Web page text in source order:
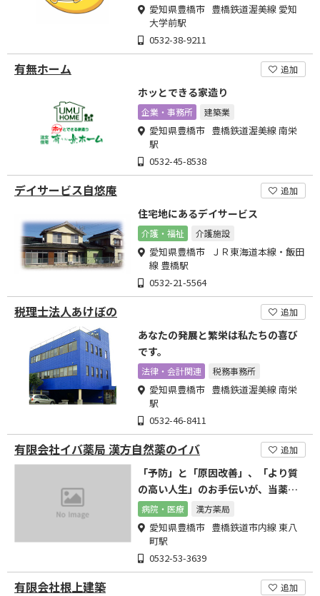
愛知県豊橋市 豊橋鉄道渥美線 愛知
大学前駅
0532-38-9211
有無ホーム 追加
ホッとできる家造り
企業・事務所 建築業
愛知県豊橋市 豊橋鉄道渥美線 南栄
駅
0532-45-8538
デイサービス自悠庵 追加
住宅地にあるデイサービス
介護・福祉 介護施設
愛知県豊橋市 ＪＲ東海道本線・飯田
線 豊橋駅
0532-21-5564
税理士法人あけぼの 追加
あなたの発展と繁栄は私たちの喜び
です。
法律・会計関連 税務事務所
愛知県豊橋市 豊橋鉄道渥美線 南栄
駅
0532-46-8411
有限会社イバ薬局 漢方自然薬のイバ 追加
「予防」と「原因改善」、「より質
の高い人生」のお手伝いが、当薬局
にとって永遠の課題です。
病院・医療 漢方薬局
愛知県豊橋市 豊橋鉄道市内線 東八
町駅
0532-53-3639
有限会社根上建築 追加